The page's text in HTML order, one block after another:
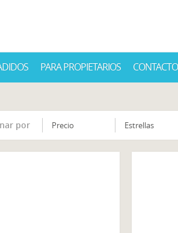
PARA PROPIETARIOS CONTACTO
por Precio Estrellas